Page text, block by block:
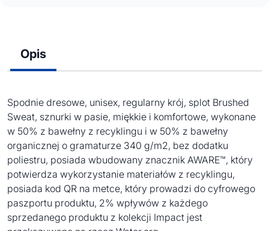
Opis
Spodnie dresowe, unisex, regularny krój, splot Brushed
Sweat, sznurki w pasie, miękkie i komfortowe, wykonane
w 50% z bawełny z recyklingu i w 50% z bawełny
organicznej o gramaturze 340 g/m2, bez dodatku
poliestru, posiada wbudowany znacznik AWARE™, który
potwierdza wykorzystanie materiałów z recyklingu,
posiada kod QR na metce, który prowadzi do cyfrowego
paszportu produktu, 2% wpływów z każdego
sprzedanego produktu z kolekcji Impact jest